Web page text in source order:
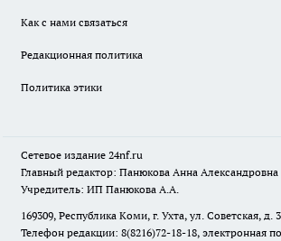
Как с нами связаться
Редакционная политика
Политика этики
Сетевое издание 24nf.ru
Главный редактор: Панюкова Анна Александровна
Учредитель: ИП Панюкова А.А.
169309, Республика Коми, г. Ухта, ул. Советская, д.
Телефон редакции: 8(8216)72-18-18, электронная